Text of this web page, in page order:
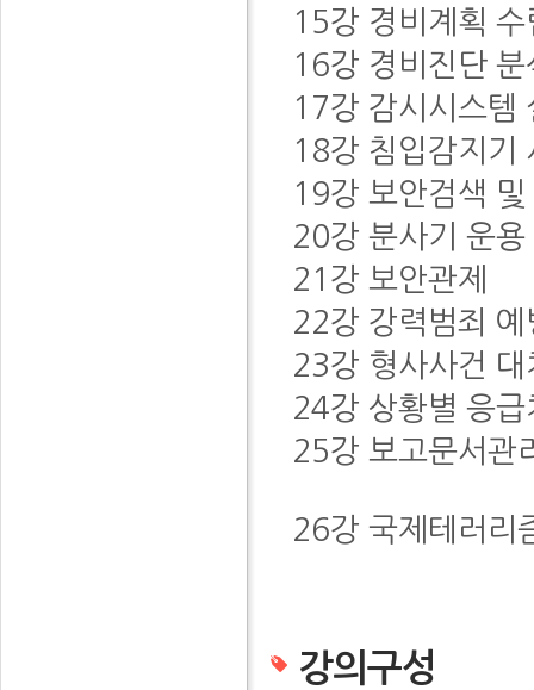
15강 경비계획 수
16강 경비진단 분
17강 감시시스템
18강 침입감지기
19강 보안검색
20강 분사기 운용
21강 보안관제
22강 강력범죄 예
23강 형사사건 대
24강 상황별 응급
25강 보고문서관
26강 국제테러리
강의구성